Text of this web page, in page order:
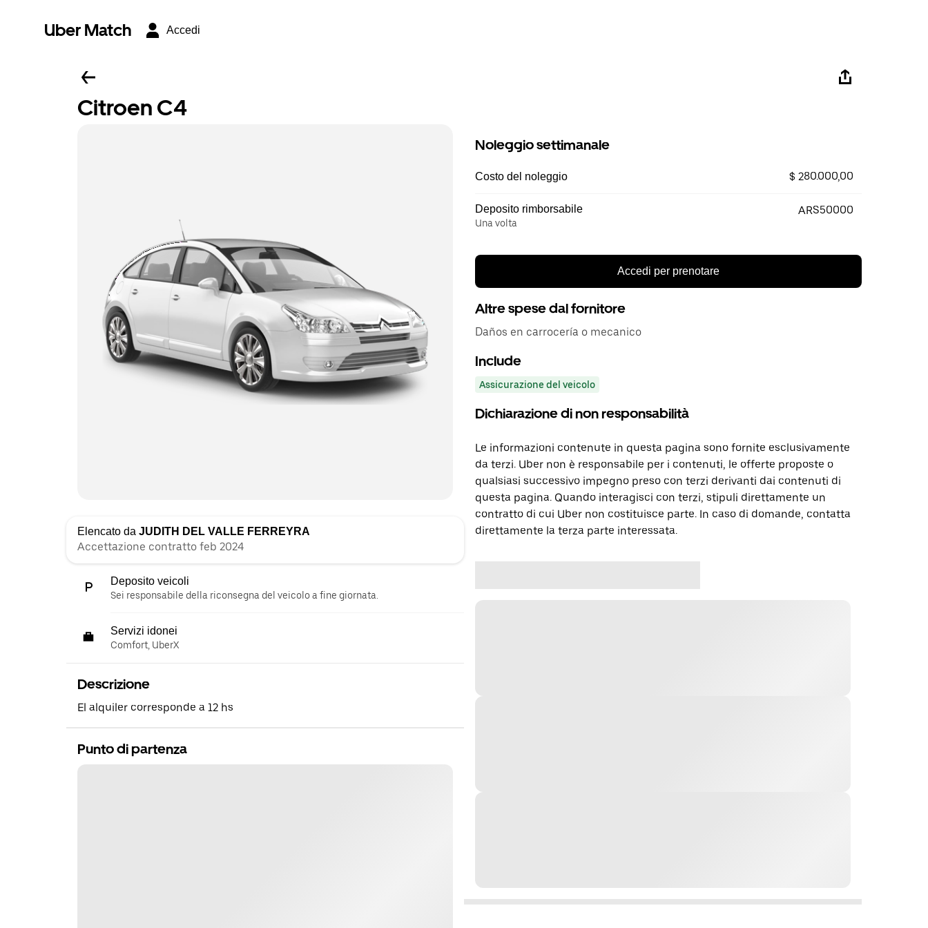
Uber Match Accedi
Citroen C4
Elencato da JUDITH DEL VALLE FERREYRA
Accettazione contratto feb 2024
Deposito veicoli
Sei responsabile della riconsegna del veicolo a fine giornata.
Servizi idonei
Comfort, UberX
Descrizione
El alquiler corresponde a 12 hs
Punto di partenza
Noleggio settimanale
Costo del noleggio $ 280.000,00
Deposito rimborsabile
Una volta
ARS50000
Accedi per prenotare
Altre spese dal fornitore
Daños en carrocería o mecanico
Include
Assicurazione del veicolo
Dichiarazione di non responsabilità
Le informazioni contenute in questa pagina sono fornite esclusivamente
da terzi. Uber non è responsabile per i contenuti, le offerte proposte o
qualsiasi successivo impegno preso con terzi derivanti dai contenuti di
questa pagina. Quando interagisci con terzi, stipuli direttamente un
contratto di cui Uber non costituisce parte. In caso di domande, contatta
direttamente la terza parte interessata.